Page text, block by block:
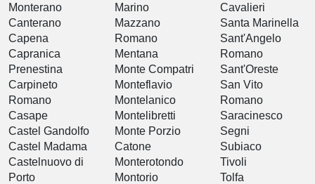
Monterano
Canterano
Capena
Capranica
Prenestina
Carpineto
Romano
Casape
Castel Gandolfo
Castel Madama
Castelnuovo di
Porto
Marino
Mazzano
Romano
Mentana
Monte Compatri
Monteflavio
Montelanico
Montelibretti
Monte Porzio
Catone
Monterotondo
Montorio
Cavalieri
Santa Marinella
Sant'Angelo
Romano
Sant'Oreste
San Vito
Romano
Saracinesco
Segni
Subiaco
Tivoli
Tolfa